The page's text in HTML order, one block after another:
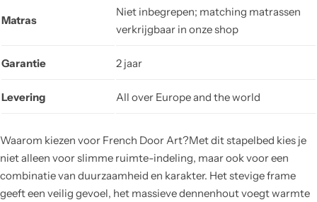
Matras
Niet inbegrepen; matching matrassen
verkrijgbaar in onze shop
Garantie 2 jaar
Levering All over Europe and the world
Waarom kiezen voor French Door Art?Met dit stapelbed kies je
niet alleen voor slimme ruimte-indeling, maar ook voor een
combinatie van duurzaamheid en karakter. Het stevige frame
geeft een veilig gevoel, het massieve dennenhout voegt warmte